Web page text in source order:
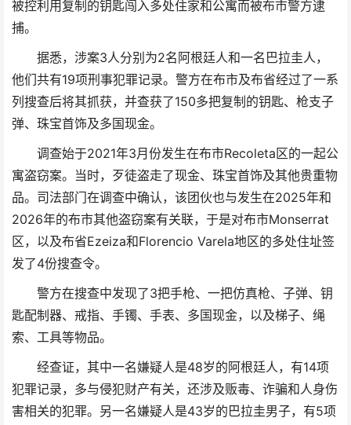
被控利用复制的钥匙闯入多处住家和公寓而被布市警方逮
捕。
据悉，涉案3人分别为2名阿根廷人和一名巴拉圭人，
他们共有19项刑事犯罪记录。警方在布市及布省经过了一系
列搜查后将其抓获，并查获了150多把复制的钥匙、枪支子
弹、珠宝首饰及多国现金。
调查始于2021年3月份发生在布市Recoleta区的一起公
寓盗窃案。当时，歹徒盗走了现金、珠宝首饰及其他贵重物
品。司法部门在调查中确认，该团伙也与发生在2025年和
2026年的布市其他盗窃案有关联，于是对布市Monserrat
区，以及布省Ezeiza和Florencio Varela地区的多处住址签
发了4份搜查令。
警方在搜查中发现了3把手枪、一把仿真枪、子弹、钥
匙配制器、戒指、手镯、手表、多国现金，以及梯子、绳
索、工具等物品。
经查证，其中一名嫌疑人是48岁的阿根廷人，有14项
犯罪记录，多与侵犯财产有关，还涉及贩毒、诈骗和人身伤
害相关的犯罪。另一名嫌疑人是43岁的巴拉圭男子，有5项